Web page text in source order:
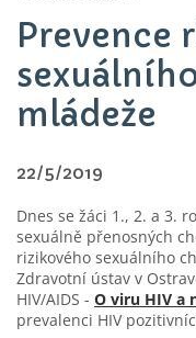
Prevence
mládeže
22/5/2019
Dnes se žáci 1., 2. a 3.
sexuálně přenosných
rizikového sexuálního
Zdravotní ústav v
HIV/AIDS - O viru HIV a
prevalenci HIV